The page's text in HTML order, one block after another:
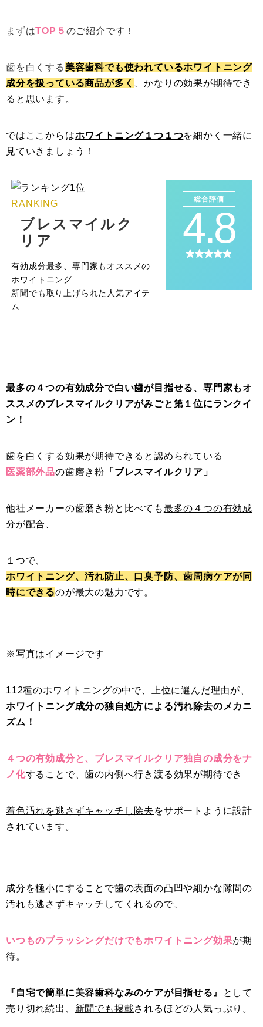
まずはTOP５ のご紹介です！
歯を白くする 美容歯科でも使われているホワイトニング
成分を扱っている商品が多く 、かなりの効果が期待でき
ると思います。
ではここからはホワイトニング１つ１つを細かく一緒に
見ていきましょう！
RANKING
ブレスマイルク
リア
有効成分最多、専門家もオススメの
ホワイトニング
新聞でも取り上げられた人気アイテ
ム
総合評価
4.8
最多の４つの有効成分で白い歯が目指せる、専門家もオ
ススメのブレスマイルクリアがみごと第１位にランクイ
ン！
歯を白くする効果が期待できると認められている
医薬部外品の歯磨き粉 「ブレスマイルクリア」
他社メーカーの歯磨き粉と比べても最多の４つの有効成
分が配合、
１つで、
ホワイトニング、汚れ防止、口臭予防、歯周病ケアが同
時にできるのが最大の魅力です。
※写真はイメージです
112種のホワイトニングの中で、上位に選んだ理由が、
ホワイトニング成分の独自処方による汚れ除去のメカニ
ズム！
４つの有効成分と、ブレスマイルクリア独自の成分をナ
ノ化することで、歯の内側へ行き渡る効果が期待でき
着色汚れを逃さずキャッチし除去をサポートように設計
されています。
成分を極小にすることで歯の表面の凸凹や細かな隙間の
汚れも逃さずキャッチしてくれるので、
いつものブラッシングだけでもホワイトニング効果が期
待。
『自宅で簡単に美容歯科なみのケアが目指せる』
として
売り切れ続出、 新聞でも掲載されるほどの人気っぷり。